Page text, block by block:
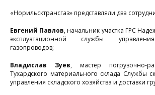
«Норильсктрансгаз» представляли два
Евгений Павлов, начальник участка ГРС
эксплуатационной службы
газопроводов;
Владислав Зуев, мастер погрузочно-
Тухардского материального склада Службы
управления складского хозяйства и доставки